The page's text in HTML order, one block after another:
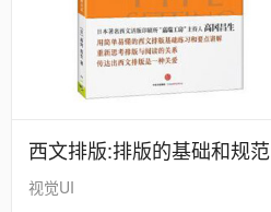
西文排版:排版的基础和规范
视觉UI